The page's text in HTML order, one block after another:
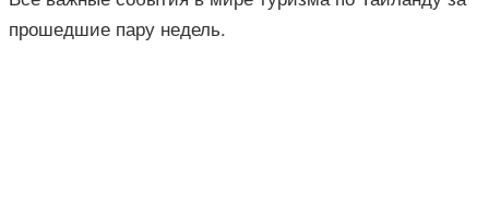
прошедшие пару недель.